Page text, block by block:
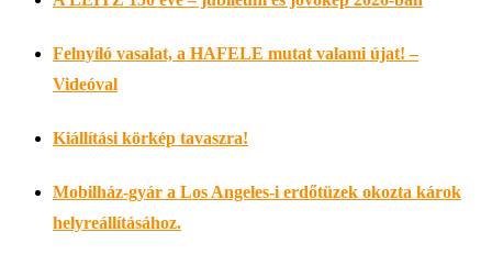
Felnyíló vasalat, a HAFELE mutat valami újat! –
Videóval
Kiállítási körkép tavaszra!
Mobilház-gyár a Los Angeles-i erdőtüzek okozta károk
helyreállításához.